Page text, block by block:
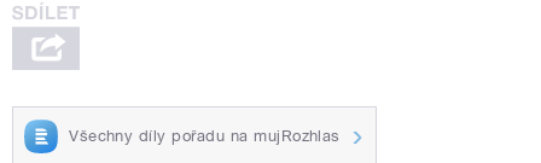
Všechny díly pořadu na mujRozhlas